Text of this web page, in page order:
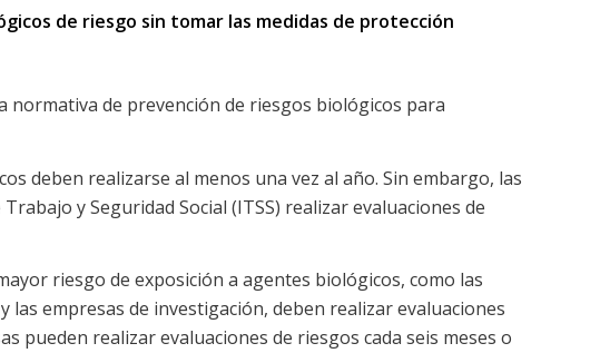
de riesgo sin tomar las medidas de protección
normativa de prevención de riesgos biológicos para
deben realizarse al menos una vez al año. Sin embargo, las
y Seguridad Social (ITSS) realizar evaluaciones de
riesgo de exposición a agentes biológicos, como las
las empresas de investigación, deben realizar evaluaciones
pueden realizar evaluaciones de riesgos cada seis meses o